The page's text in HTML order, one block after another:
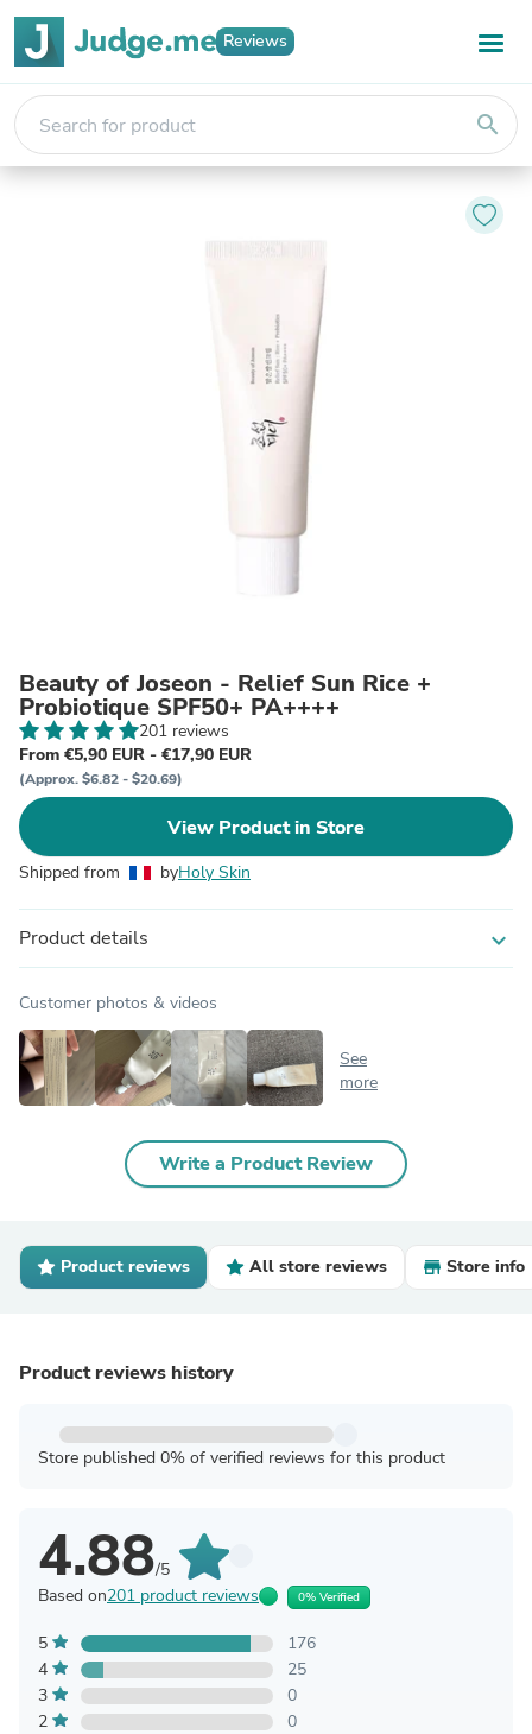
Reviews
search
Beauty of Joseon - Relief Sun Rice +
Probiotique SPF50+ PA++++
201 reviews
From €5,90 EUR - €17,90 EUR
(Approx. $6.82 - $20.69)
View Product in Store
Shipped from byHoly Skin
Product details expand_more
Customer photos & videos
See
more
Write a Product Review
Product reviews All store reviews Store info
Product reviews history
Store published 0% of verified reviews for this product
4.88/5
Based on201 product reviews 0% Verified
5
176
4
25
3
0
2
0